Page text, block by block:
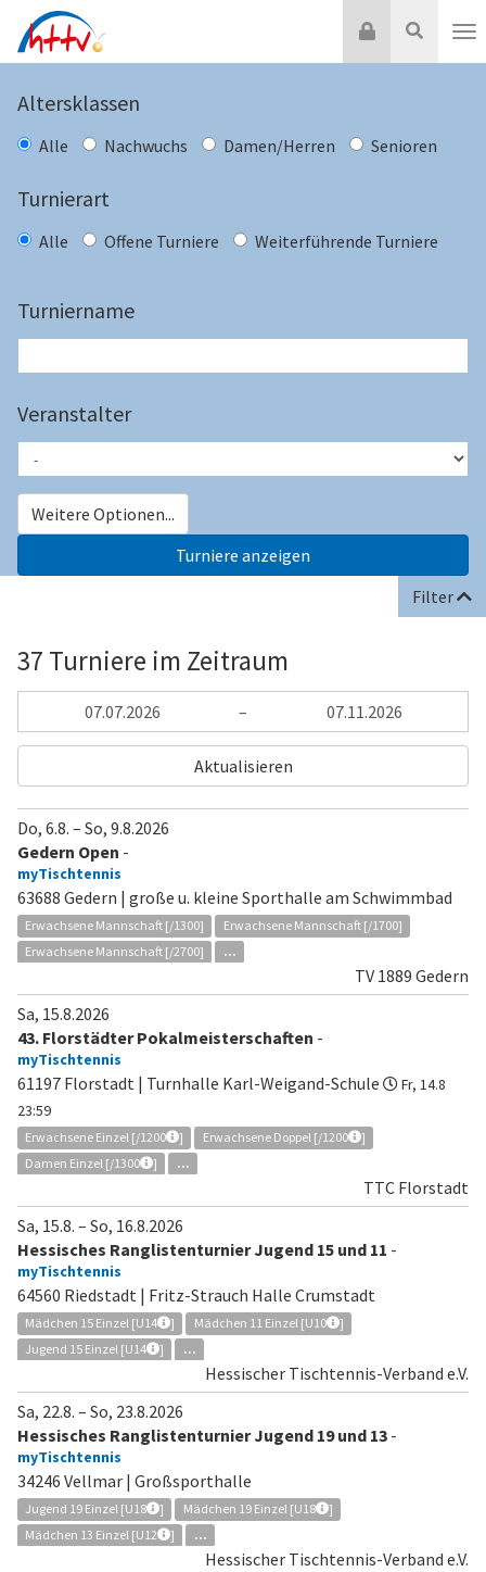
Inhalt
springen
Suche
Login
Altersklassen
Alle Nachwuchs Damen/Herren Senioren
Turnierart
Alle Offene Turniere Weiterführende Turniere
Turniername
Veranstalter
Weitere Optionen...
Filter
37 Turniere im Zeitraum
–
Aktualisieren
Do, 6.8. – So, 9.8.2026
Gedern Open -
myTischtennis
63688 Gedern | große u. kleine Sporthalle am Schwimmbad
Erwachsene Mannschaft [/1300]
Erwachsene Mannschaft [/1700]
Erwachsene Mannschaft [/2700]
...
TV 1889 Gedern
Sa, 15.8.2026
43. Florstädter Pokalmeisterschaften -
myTischtennis
61197 Florstadt | Turnhalle Karl-Weigand-Schule
Fr, 14.8
23:59
Erwachsene Einzel [/1200 ] Erwachsene Doppel [/1200
]
Damen Einzel [/1300
] ...
TTC Florstadt
Sa, 15.8. – So, 16.8.2026
Hessisches Ranglistenturnier Jugend 15 und 11 -
myTischtennis
64560 Riedstadt | Fritz-Strauch Halle Crumstadt
Mädchen 15 Einzel [U14 ] Mädchen 11 Einzel [U10
]
Jugend 15 Einzel [U14
] ...
Hessischer Tischtennis-Verband e.V.
Sa, 22.8. – So, 23.8.2026
Hessisches Ranglistenturnier Jugend 19 und 13 -
myTischtennis
34246 Vellmar | Großsporthalle
Jugend 19 Einzel [U18 ] Mädchen 19 Einzel [U18
]
Mädchen 13 Einzel [U12
] ...
Hessischer Tischtennis-Verband e.V.